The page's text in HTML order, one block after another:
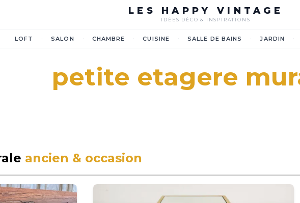
LES HAPPY VINTAGE
IDÉES DÉCO & INSPIRATIONS
LOFT SALON CHAMBRE CUISINE SALLE DE BAINS JARDIN
petite etagere
ancien & occasion